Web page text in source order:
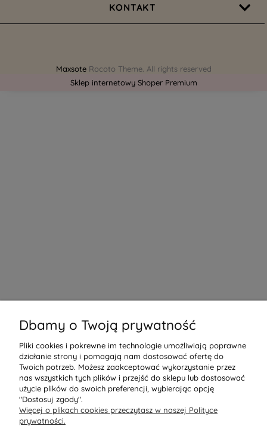
KONTAKT
MaxsoteRocoto Theme. All rights reserved
Sklep internetowy Shoper Premium
Dbamy o Twoją prywatność
Pliki cookies i pokrewne im technologie umożliwiają poprawne
działanie strony i pomagają nam dostosować ofertę do
Twoich potrzeb. Możesz zaakceptować wykorzystanie przez
nas wszystkich tych plików i przejść do sklepu lub dostosować
użycie plików do swoich preferencji, wybierając opcję
"Dostosuj zgody".
Więcej o plikach cookies przeczytasz w naszej Polityce
prywatności.